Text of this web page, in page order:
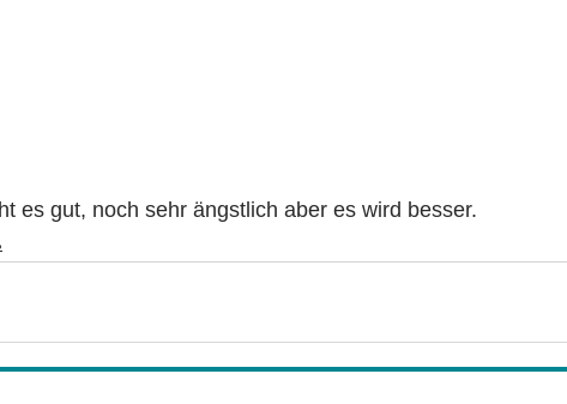
es gut, noch sehr ängstlich aber es wird besser.